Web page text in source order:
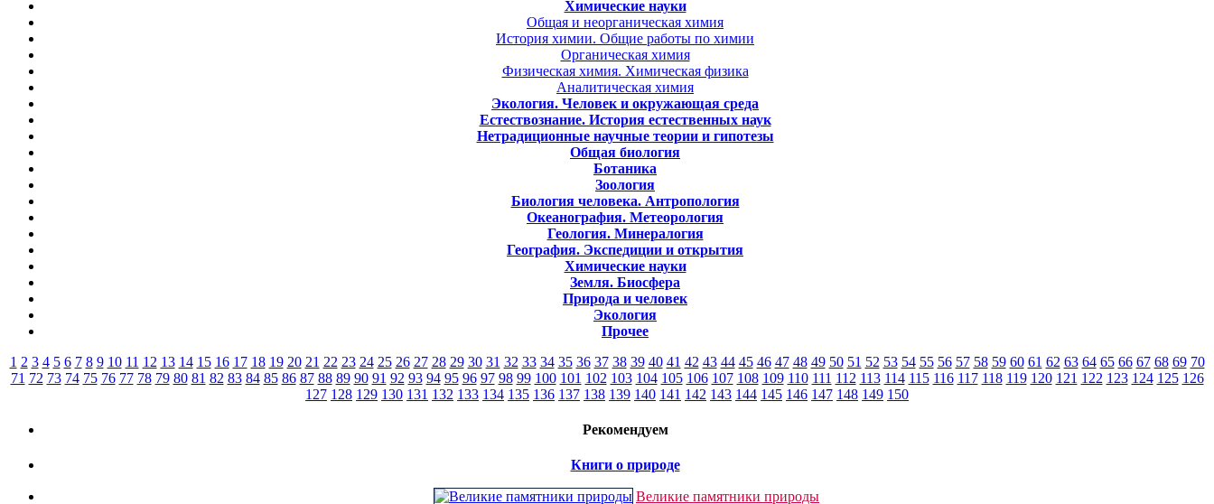
Химические науки
Общая и неорганическая химия
История химии. Общие работы по химии
Органическая химия
Физическая химия. Химическая физика
Аналитическая химия
Экология. Человек и окружающая среда
Естествознание. История естественных наук
Нетрадиционные научные теории и гипотезы
Общая биология
Ботаника
Зоология
Биология человека. Антропология
Океанография. Метеорология
Геология. Минералогия
География. Экспедиции и открытия
Химические науки
Земля. Биосфера
Природа и человек
Экология
Прочее
1 2 3 4 5 6 7 8 9 10 11 12 13 14 15 16 17 18 19 20 21 22 23 24 25 26 27 28 29 30 31 32 33 34 35 36 37 38 39 40 41 42 43 44 45 46 47 48 49 50 51 52 53 54 55 56 57 58 59 60 61 62 63 64 65 66 67 68 69 70
71 72 73 74 75 76 77 78 79 80 81 82 83 84 85 86 87 88 89 90 91 92 93 94 95 96 97 98 99 100 101 102 103 104 105 106 107 108 109 110 111 112 113 114 115 116 117 118 119 120 121 122 123 124 125 126
127 128 129 130 131 132 133 134 135 136 137 138 139 140 141 142 143 144 145 146 147 148 149 150
Рекомендуем
Книги о природе
Великие памятники природы